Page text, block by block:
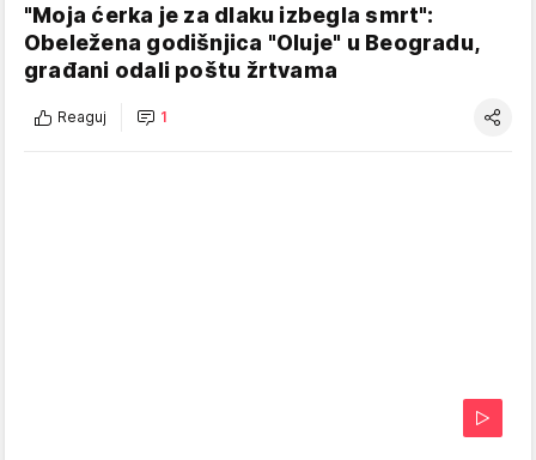
"Moja ćerka je za dlaku izbegla smrt":
Obeležena godišnjica "Oluje" u Beogradu,
građani odali poštu žrtvama
Reaguj 1